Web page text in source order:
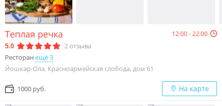
Теплая речка 12:00 - 22:00
5.0 2отзыва
Ресторан ещё 3
Йошкар-Ола, Красноармейская слобода, дом 61
1000 руб. На карте